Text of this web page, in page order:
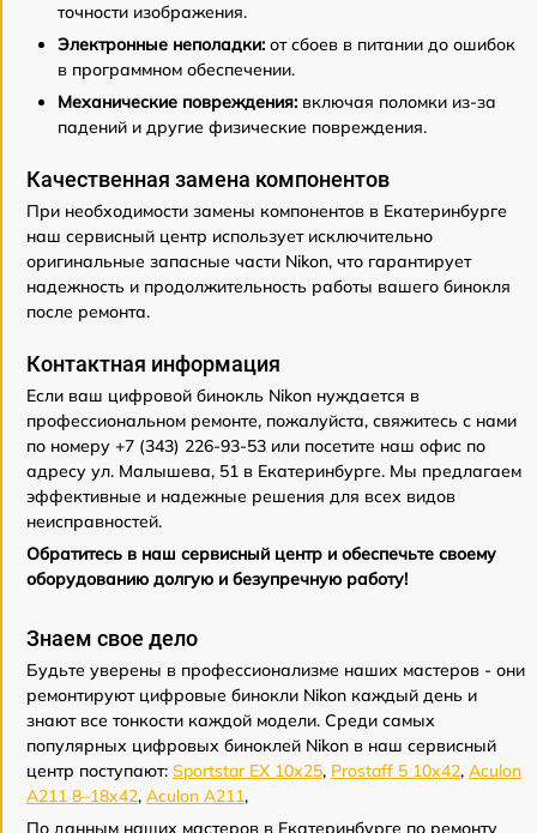
точности изображения.
Электронные неполадки: от сбоев в питании до ошибок
в программном обеспечении.
Механические повреждения: включая поломки из-за
падений и другие физические повреждения.
Качественная замена компонентов
При необходимости замены компонентов в Екатеринбурге
наш сервисный центр использует исключительно
оригинальные запасные части Nikon, что гарантирует
надежность и продолжительность работы вашего бинокля
после ремонта.
Контактная информация
Если ваш цифровой бинокль Nikon нуждается в
профессиональном ремонте, пожалуйста, свяжитесь с нами
по номеру +7 (343) 226-93-53 или посетите наш офис по
адресу ул. Малышева, 51 в Екатеринбурге. Мы предлагаем
эффективные и надежные решения для всех видов
неисправностей.
Обратитесь в наш сервисный центр и обеспечьте своему
оборудованию долгую и безупречную работу!
Знаем свое дело
Будьте уверены в профессионализме наших мастеров - они
ремонтируют цифровые бинокли Nikon каждый день и
знают все тонкости каждой модели. Среди самых
популярных цифровых биноклей Nikon в наш сервисный
центр поступают: Sportstar EX 10x25, Prostaff 5 10x42, Aculon
A211 8–18x42, Aculon A211,
По данным наших мастеров в Екатеринбурге по ремонту